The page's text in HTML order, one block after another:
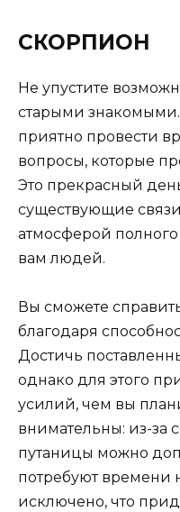
СКОРПИОН
Не упустите
старыми
приятно провести
вопросы, которые
Это прекрасный
существующие
атмосферой
вам людей.
Вы сможете
благодаря
Достичь
однако для этого
усилий, чем вы
внимательны: из-за
путаницы можно
потребуют времени
исключено, что